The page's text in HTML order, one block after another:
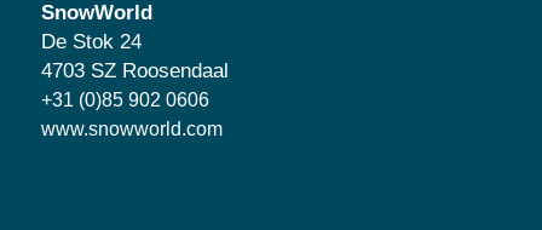
SnowWorld
De Stok 24
4703 SZ Roosendaal
+31 (0)85 902 0606
www.snowworld.com